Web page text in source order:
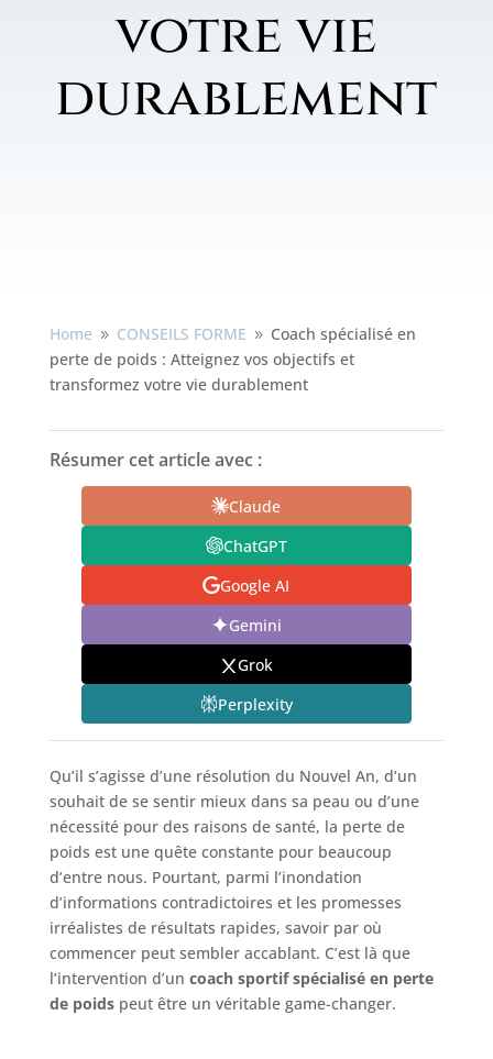
votre vie
durablement
Home 9 CONSEILS FORME 9 Coach spécialisé en
perte de poids : Atteignez vos objectifs et
transformez votre vie durablement
Résumer cet article avec :
Claude
ChatGPT
Google AI
Gemini
Grok
Perplexity
Qu’il s’agisse d’une résolution du Nouvel An, d’un
souhait de se sentir mieux dans sa peau ou d’une
nécessité pour des raisons de santé, la perte de
poids est une quête constante pour beaucoup
d’entre nous. Pourtant, parmi l’inondation
d’informations contradictoires et les promesses
irréalistes de résultats rapides, savoir par où
commencer peut sembler accablant. C’est là que
l’intervention d’un coach sportif spécialisé en perte
de poidspeut être un véritable game-changer.